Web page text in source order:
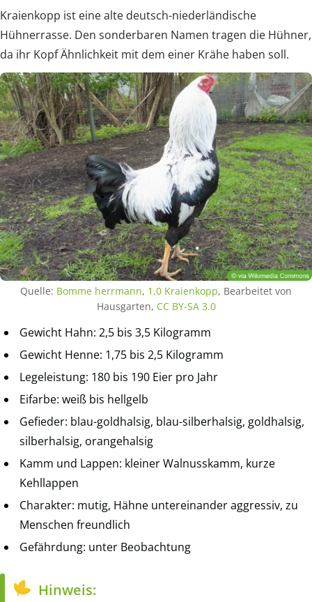
Kraienkopp ist eine alte deutsch-niederländische
Hühnerrasse. Den sonderbaren Namen tragen die Hühner,
da ihr Kopf Ähnlichkeit mit dem einer Krähe haben soll.
Quelle: Bomme herrmann, 1,0 Kraienkopp, Bearbeitet von
Hausgarten, CC BY-SA 3.0
Gewicht Hahn: 2,5 bis 3,5 Kilogramm
Gewicht Henne: 1,75 bis 2,5 Kilogramm
Legeleistung: 180 bis 190 Eier pro Jahr
Eifarbe: weiß bis hellgelb
Gefieder: blau-goldhalsig, blau-silberhalsig, goldhalsig,
silberhalsig, orangehalsig
Kamm und Lappen: kleiner Walnusskamm, kurze
Kehllappen
Charakter: mutig, Hähne untereinander aggressiv, zu
Menschen freundlich
Gefährdung: unter Beobachtung
Hinweis: